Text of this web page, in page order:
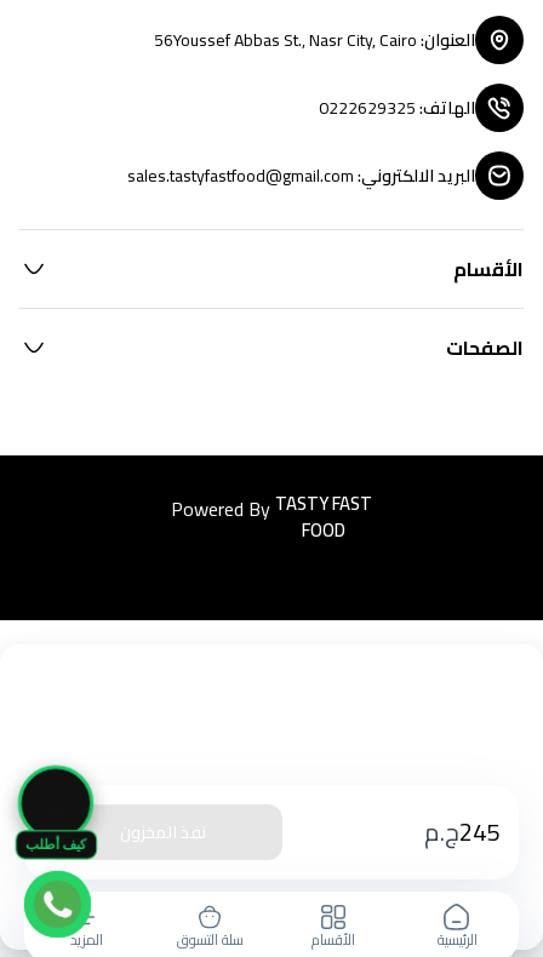
كيف أطلب 245ج.م نفذ المخزون
الرئيسية الأقسام سلة التسوق المزيد
العنوان:
56Youssef Abbas St., Nasr City, Cairo
الهاتف:
0222629325
البريد الالكتروني:
sales.tastyfastfood@gmail.com
الأقسام
الصفحات
Powered ByEasyorders